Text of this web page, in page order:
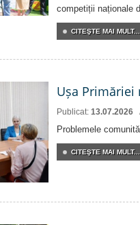
competiții naționale
CITEŞTE MAI MULT...
Ușa Primăriei
Publicat: 13.07.2026
Problemele
CITEŞTE MAI MULT...